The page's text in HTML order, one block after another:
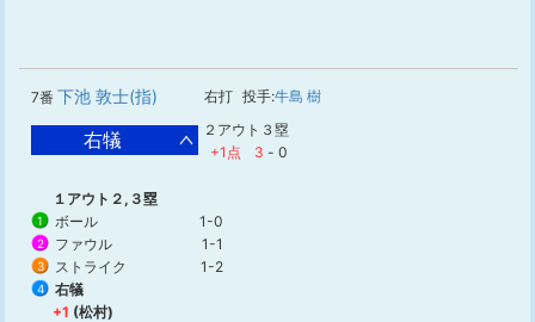
7番 下池 敦士(指) 右打 投手:牛島 樹
右犠
２アウト３塁
+1点
3 - 0
１アウト２,３塁
1 ボール 1-0
2 ファウル 1-1
3 ストライク 1-2
4
右犠
+1 (松村)